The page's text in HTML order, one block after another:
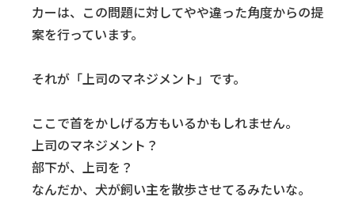
カーは、この問題に対してやや違った角度からの提
案を行っています。
それが「上司のマネジメント」です。
ここで首をかしげる方もいるかもしれません。
上司のマネジメント？
部下が、上司を？
なんだか、犬が飼い主を散歩させてるみたいな。